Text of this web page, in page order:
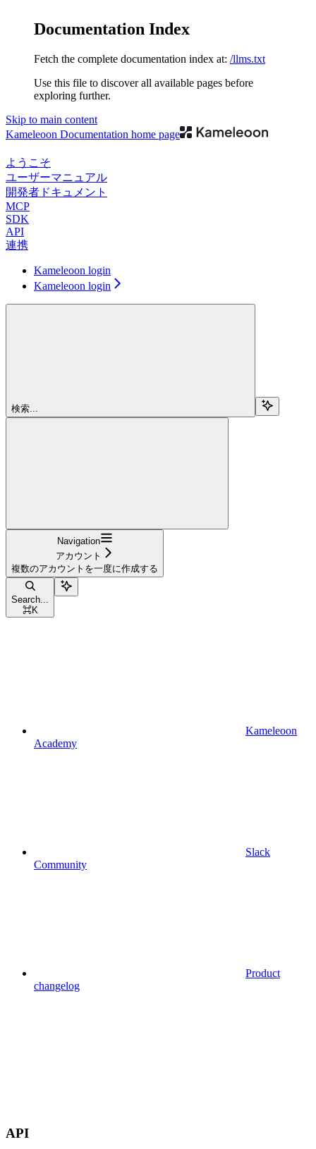
Documentation Index
Fetch the complete documentation index at: /llms.txt
Use this file to discover all available pages before
exploring further.
Skip to main content
Kameleoon Documentation home page
ようこそ
ユーザーマニュアル
開発者ドキュメント
MCP
SDK
API
連携
Kameleoon login
Kameleoon login
検索...
Navigation
アカウント
複数のアカウントを一度に作成する
Search...
⌘K
Kameleoon
Academy
Slack
Community
Product
changelog
API